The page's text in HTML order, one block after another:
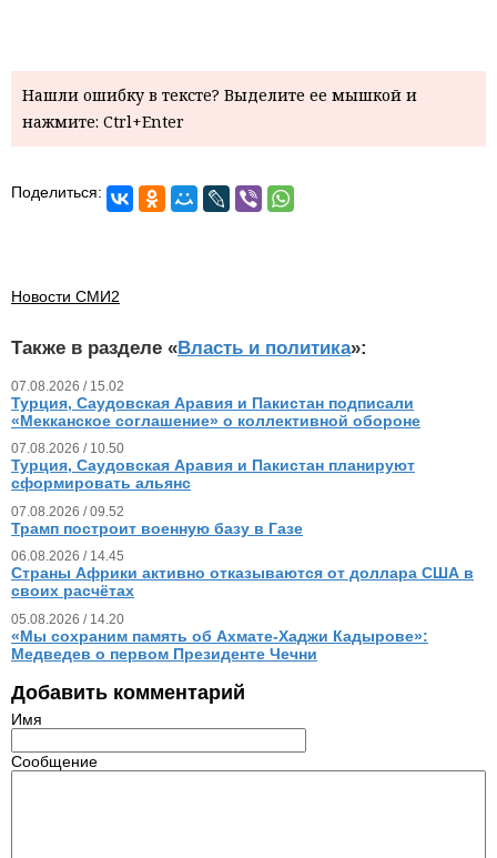
Нашли ошибку в тексте? Выделите ее мышкой и
нажмите: Ctrl+Enter
Поделиться:
Новости СМИ2
Также в разделе «Власть и политика»:
07.08.2026 / 15.02
Турция, Саудовская Аравия и Пакистан подписали
«Мекканское соглашение» о коллективной обороне
07.08.2026 / 10.50
Турция, Саудовская Аравия и Пакистан планируют
сформировать альянс
07.08.2026 / 09.52
Трамп построит военную базу в Газе
06.08.2026 / 14.45
Страны Африки активно отказываются от доллара США в
своих расчётах
05.08.2026 / 14.20
«Мы сохраним память об Ахмате-Хаджи Кадырове»:
Медведев о первом Президенте Чечни
Добавить комментарий
Имя
Сообщение